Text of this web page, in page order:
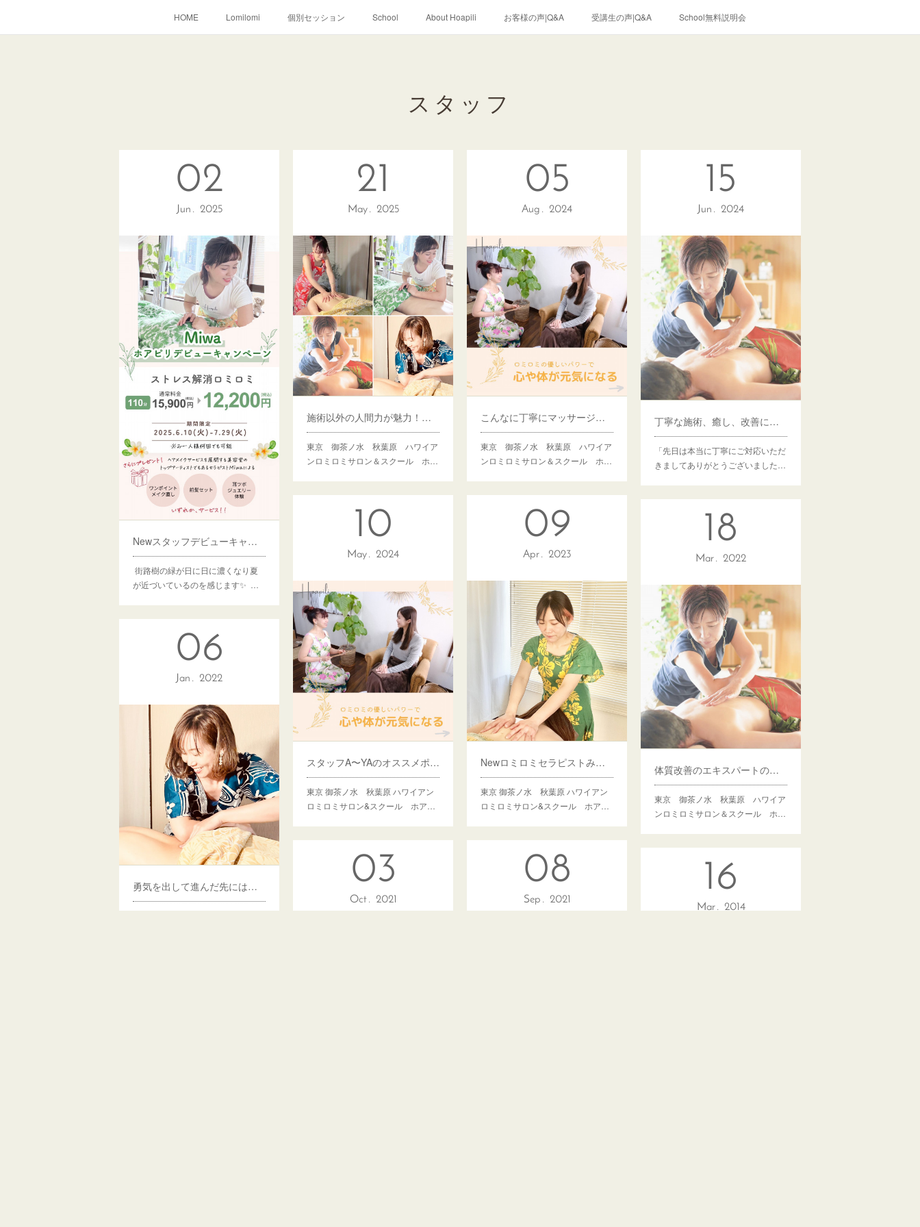
HOME Lomilomi 個別セッション School About Hoapili お客様の声|Q&A 受講生の声|Q&A School無料説明会
スタッフ
02
Jun 2025
Newスタッフデビューキャンペーンはじまります！
街路樹の緑が日に日に濃くなり夏
が近づいているのを感じます✨ …
21
May 2025
施術以外の人間力が魅力！多才なホアピリスタッフ
東京 御茶ノ水 秋葉原 ハワイア
ンロミロミサロン＆スクール ホ…
05
Aug 2024
こんなに丁寧にマッサージを受けたのは初めて
東京 御茶ノ水 秋葉原 ハワイア
ンロミロミサロン＆スクール ホ…
15
Jun 2024
丁寧な施術、癒し、改善に感動！
「先日は本当に丁寧にご対応いただ
きましてありがとうございました…
10
May 2024
スタッフA〜YAのオススメポイント
東京 御茶ノ水 秋葉原 ハワイアン
ロミロミサロン&スクール ホア…
09
Apr 2023
Newロミロミセラピストみき加入！です
東京 御茶ノ水 秋葉原 ハワイアン
ロミロミサロン&スクール ホア…
18
Mar 2022
体質改善のエキスパートの施術がホアピリで受けられます！
東京 御茶ノ水 秋葉原 ハワイア
ンロミロミサロン＆スクール ホ…
06
Jan 2022
勇気を出して進んだ先には何が待っていたのか？ 03
Oct 2021
08
Sep 2021
16
Mar 2014